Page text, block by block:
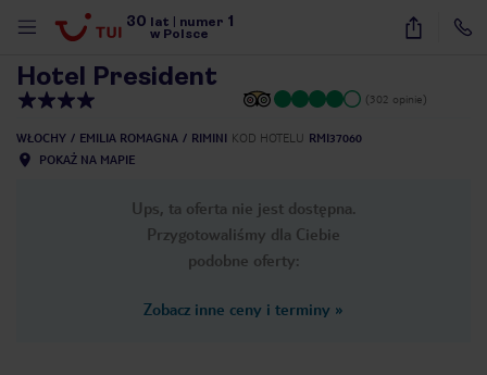
30 lat numer 1
w Polsce
20
Hotel President
(302 opinie)
WŁOCHY EMILIA ROMAGNA RIMINI KOD HOTELU RMI37060
POKAŻ NA MAPIE
Ups, ta oferta nie jest dostępna.
Przygotowaliśmy dla Ciebie
podobne oferty:
Zobacz inne ceny i terminy »